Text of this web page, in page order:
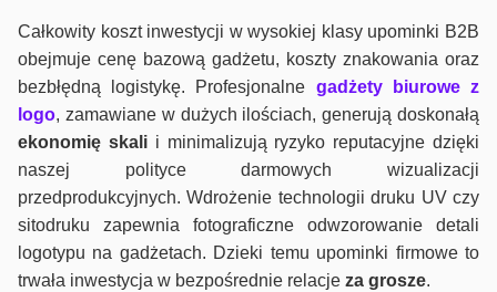
Całkowity koszt inwestycji w wysokiej klasy upominki B2B
obejmuje cenę bazową gadżetu, koszty znakowania oraz
bezbłędną logistykę. Profesjonalne gadżety biurowe z
logo, zamawiane w dużych ilościach, generują doskonałą
ekonomię skalii minimalizują ryzyko reputacyjne dzięki
naszej polityce darmowych wizualizacji
przedprodukcyjnych. Wdrożenie technologii druku UV czy
sitodruku zapewnia fotograficzne odwzorowanie detali
logotypu na gadżetach. Dzieki temu upominki firmowe to
trwała inwestycja w bezpośrednie relacje za grosze.